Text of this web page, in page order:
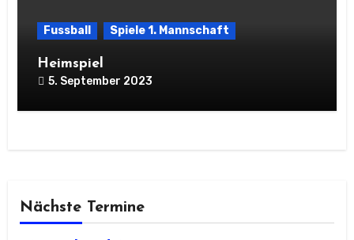
Fussball Spiele 1. Mannschaft
Heimspiel
5. September 2023
Nächste Termine